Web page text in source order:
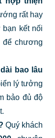
rất hay
bạn kết nối
để chương
bao lâu
lý tưởng
bảo đủ độ
Quý khách